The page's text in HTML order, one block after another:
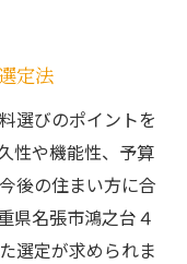
定法
選びのポイントを
性や機能性、予算
後の住まい方に合
県名張市鴻之台４
選定が求められま